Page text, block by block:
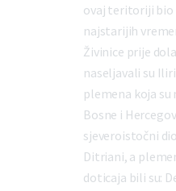
ovaj teritoriji bio
najstarijih
Živinice prije
naseljavali su
plemena koja
Bosne i
sjeveroistočni
Ditriani, a
doticaja bili su: